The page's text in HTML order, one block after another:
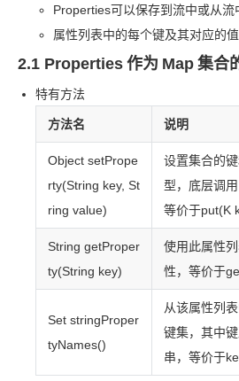
Properties可以保存到流中或从流
属性列表中的每个键及其对应的
2.1 Properties 作为 Map 集合
特有方法
方法名 说明
Object setPrope
rty(String key, St
ring value)
设置集合的
型，底层调
等价于put(K
String getProper
ty(String key)
使用此属性
性，等价于
Set stringProper
tyNames()
从该属性列
键集，其中
串，等价于